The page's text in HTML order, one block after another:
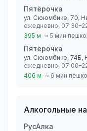
Пятёрочка
ул. Сююмбике, 70,
ежедневно,
395 м ≈ 5 мин
Пятёрочка
ул. Сююмбике, 74Б,
ежедневно,
406 м ≈ 6 мин
Алкогольные
РусАлка